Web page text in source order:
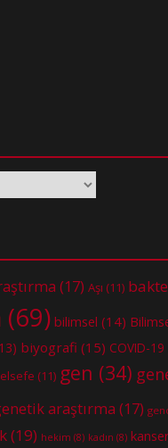
(17) Aşı (11)
(69) bilimsel (14)
biyografi (15) COVID-19
(11) gen (34)
araştırma (17)
(19) hekim (8) kadın (8)